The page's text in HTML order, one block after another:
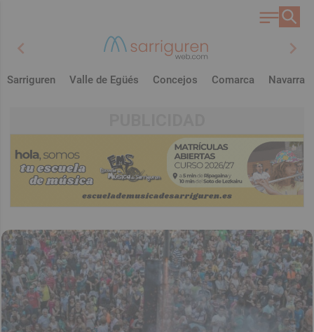
chevron_left chevron_right
Sarriguren Valle de Egüés Concejos Comarca Navarra